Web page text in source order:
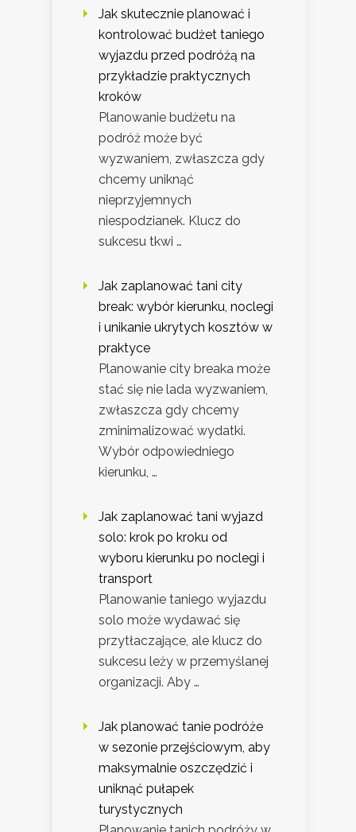
Jak skutecznie planować i
kontrolować budżet taniego
wyjazdu przed podróżą na
przykładzie praktycznych
kroków
Planowanie budżetu na
podróż może być
wyzwaniem, zwłaszcza gdy
chcemy uniknąć
nieprzyjemnych
niespodzianek. Klucz do
sukcesu tkwi …
Jak zaplanować tani city
break: wybór kierunku, noclegi
i unikanie ukrytych kosztów w
praktyce
Planowanie city breaka może
stać się nie lada wyzwaniem,
zwłaszcza gdy chcemy
zminimalizować wydatki.
Wybór odpowiedniego
kierunku, …
Jak zaplanować tani wyjazd
solo: krok po kroku od
wyboru kierunku po noclegi i
transport
Planowanie taniego wyjazdu
solo może wydawać się
przytłaczające, ale klucz do
sukcesu leży w przemyślanej
organizacji. Aby …
Jak planować tanie podróże
w sezonie przejściowym, aby
maksymalnie oszczędzić i
uniknąć pułapek
turystycznych